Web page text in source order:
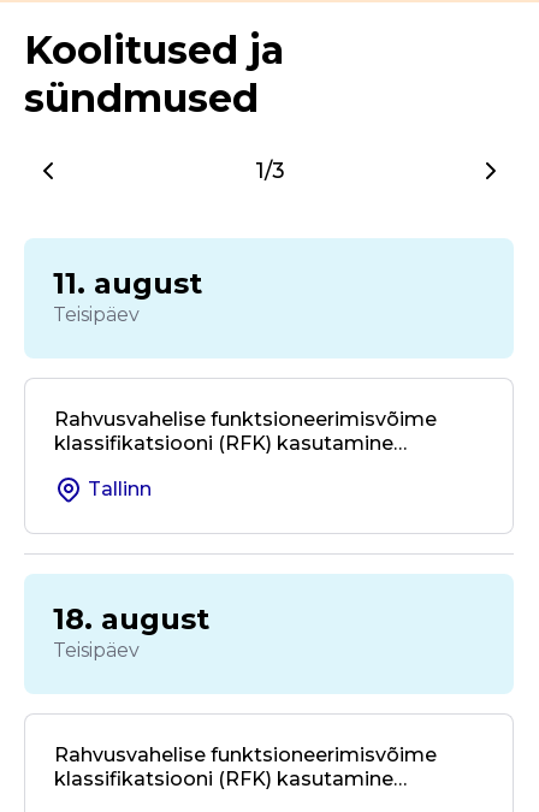
Koolitused ja
sündmused
1/3
11. august
Teisipäev
Rahvusvahelise funktsioneerimisvõime
klassifikatsiooni (RFK) kasutamine
üleses koostöös
Tallinn
18. august
Teisipäev
Rahvusvahelise funktsioneerimisvõime
klassifikatsiooni (RFK) kasutamine